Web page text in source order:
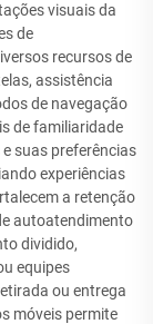
visuais da
de
recursos de
assistência
de navegação
de familiaridade
suas preferências
experiências
a retenção
autoatendimento
dividido,
equipes
ou entrega
móveis permite